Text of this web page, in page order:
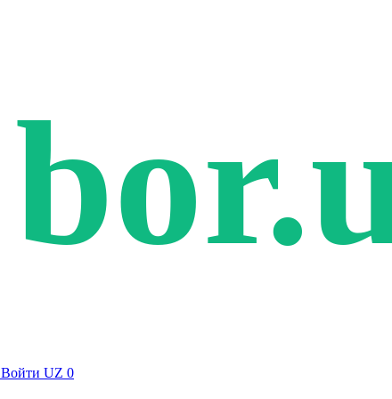
Войти UZ 0